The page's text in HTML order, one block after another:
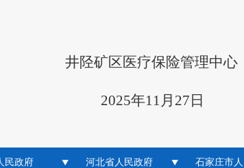
井陉矿区医疗保险管理中心
2025年11月 27 日